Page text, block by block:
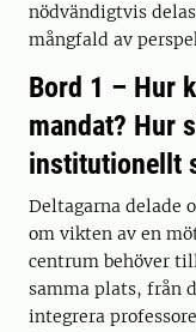
nödvändigtvis
mångfald av
Bord 1 – Hur
mandat? Hur
institutionellt
Deltagarna delade
om vikten av en
centrum behöver
samma plats, från
integrera